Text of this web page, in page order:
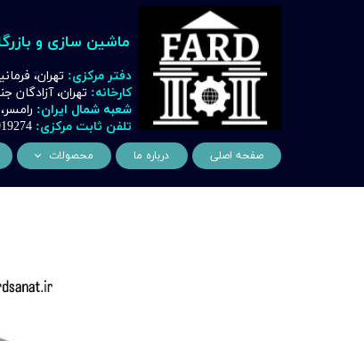
دفتر مرکزی: تهران،
کارخانه: تهران،
شعبه شمال ایران:
تلفن ثابت مرکزی:
ماشین سازی و
صفحه اصلی درباره ما محصولات
ماشین آلات و
ماشین آلات و